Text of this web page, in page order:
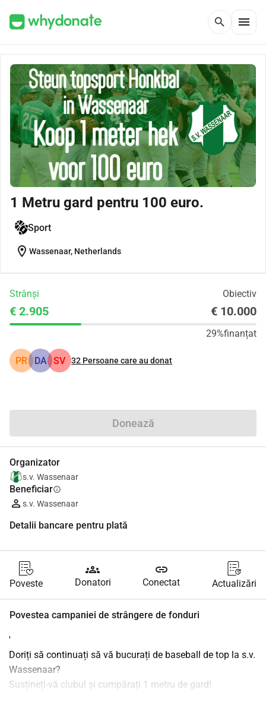
search menu
1 Metru gard pentru 100 euro.
Sport
location_on Wassenaar, Netherlands
Strânși Obiectiv
€ 2.905 € 10.000
29%finanțat
PR DA SV 32 Persoane care au donat
Donează
Organizator
s.v. Wassenaar
Beneficiarinfo
s.v. Wassenaar
Detalii bancare pentru plată
Poveste
groups
Donatori
link
Conectat Actualizări
Povestea campaniei de strângere de fonduri
'
Doriți să continuați să vă bucurați de baseball de top la s.v.
Wassenaar?
Susțineți-vă clubul și cumpărați 1 metru de gard!